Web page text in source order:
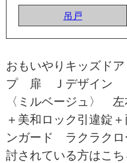
吊戸
おもいやりキッズド
プ 扉 Ｊデザイン
〈ミルベージュ〉
＋美和ロック引違錠
ンガード ラクラクロ
討されている方はこ